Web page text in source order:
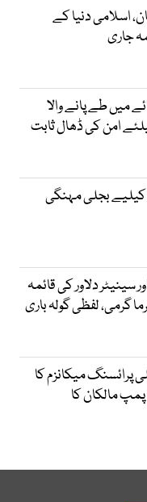
اسلامی دنیا کے
جاری
میں طے پانے والا
امن کی ڈھال ثابت
بجلی مہنگی
سینیٹر دلاور کی قائمہ
گرمی، لفظی گولہ باری
میکانزم کا
پمپ مالکان کا